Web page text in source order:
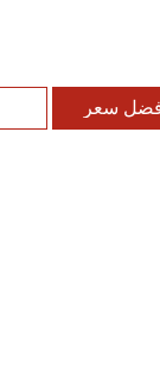
سعر